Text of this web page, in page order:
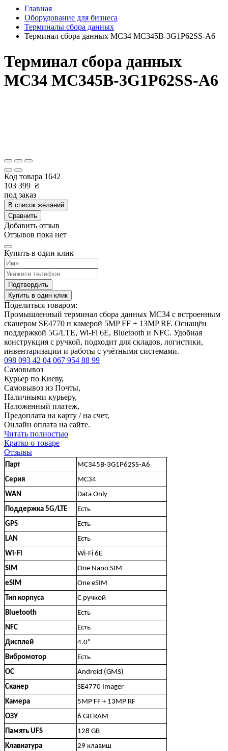
Главная
Оборудование для бизнеса
Терминалы сбора данных
Терминал сбора данных MC34 MC345B-3G1P62SS-A6
Терминал сбора данных
MC34 MC345B-3G1P62SS-A6
Код товара 1642
103 399 ₴
под заказ
В список желаний
Сравнить
Добавить отзыв
Отзывов пока нет
Купить в один клик
Подтвердить
Купить в один клик
Поделиться товаром:
Промышленный терминал сбора данных MC34 с встроенным
сканером SE4770 и камерой 5MP FF + 13MP RF. Оснащён
поддержкой 5G/LTE, Wi-Fi 6E, Bluetooth и NFC. Удобная
конструкция с ручкой, подходит для складов, логистики,
инвентаризации и работы с учётными системами.
098 093 42 04 067 954 88 99
Самовывоз
Курьер по Киеву,
Самовывоз из Почты,
Наличными курьеру,
Наложенный платеж,
Предоплата на карту / на счет,
Онлайн оплата на сайте.
Читать полностью
Кратко о товаре
Отзывы
Парт
MC345B-3G1P62SS-A6
Серия
MC34
WAN
Data Only
Поддержка 5G/LTE
Есть
GPS
Есть
LAN
Есть
Wi-Fi
Wi-Fi 6E
SIM
One Nano SIM
eSIM
One eSIM
Тип корпуса
С ручкой
Bluetooth
Есть
NFC
Есть
Дисплей
4.0"
Вибромотор
Есть
ОС
Android (GMS)
Сканер
SE4770 Imager
Камера
5MP FF + 13MP RF
ОЗУ
6 GB RAM
Память UFS
128 GB
Клавиатура
29 клавиш